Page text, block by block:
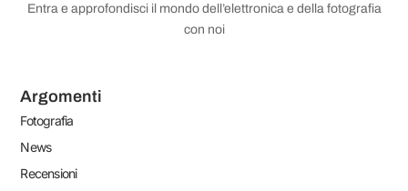
Entra e approfondisci il mondo dell’elettronica e della fotografia
con noi
Argomenti
Fotografia
News
Recensioni